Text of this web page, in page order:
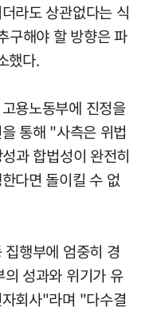
라도 상관없다는 식
구해야 할 방향은 파
했다.
용노동부에 진정을
통해 "사측은 위법
과 합법성이 완전히
다면 돌이킬 수 없
행부에 엄중히 경
성과와 위기가 유
회사"라며 "다수결